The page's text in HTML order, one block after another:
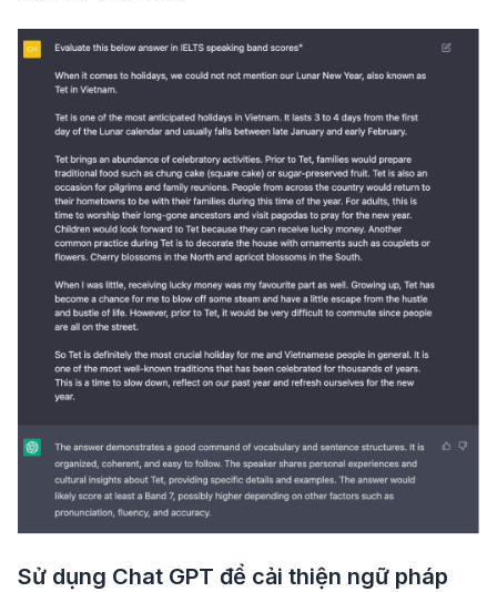
Sử dụng Chat GPT để cải thiện ngữ pháp